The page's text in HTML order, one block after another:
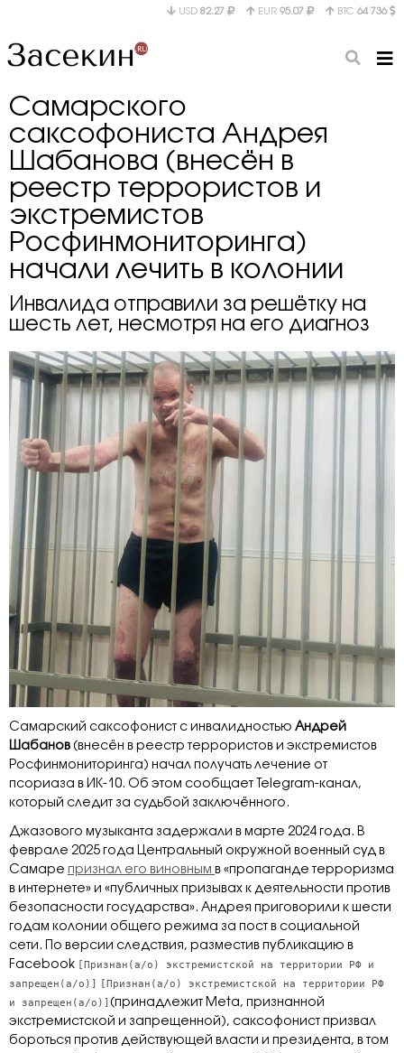
USD 82.27 EUR 95.07 BTC 64 736
Самарского
саксофониста Андрея
Шабанова (внесён в
реестр террористов и
экстремистов
Росфинмониторинга)
начали лечить в колонии
Инвалида отправили за решётку на
шесть лет, несмотря на его диагноз
Самарский саксофонист с инвалидностью Андрей
Шабанов (внесён в реестр террористов и экстремистов
Росфинмониторинга) начал получать лечение от
псориаза в ИК-10. Об этом сообщает Telegram-канал,
который следит за судьбой заключённого.
Джазового музыканта задержали в марте 2024 года. В
феврале 2025 года Центральный окружной военный суд в
Самаре признал его виновным в «пропаганде терроризма
в интернете» и «публичных призывах к деятельности против
безопасности государства». Андрея приговорили к шести
годам колонии общего режима за пост в социальной
сети. По версии следствия, разместив публикацию в
Facebook
[Признан(а/о) экстремистской на территории РФ и
запрещен(а/о)]
[Признан(а/о) экстремистской на территории РФ
и запрещен(а/о)] (принадлежит Meta, признанной
экстремистской и запрещенной), саксофонист призвал
бороться против действующей власти и президента, в том